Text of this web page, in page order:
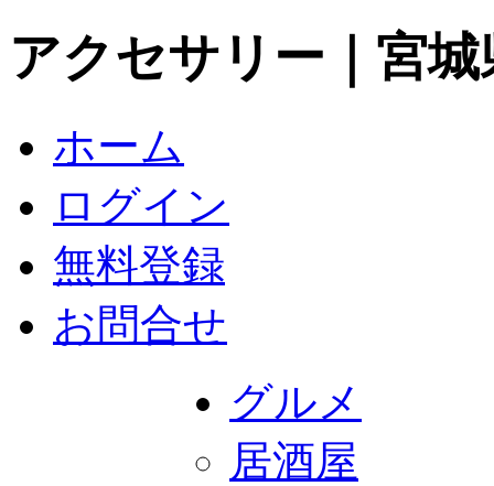
アクセサリー｜宮
ホーム
ログイン
無料登録
お問合せ
グルメ
居酒屋